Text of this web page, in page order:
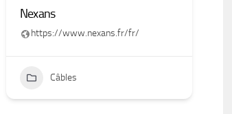
Nexans
https://www.nexans.fr/fr/
Câbles